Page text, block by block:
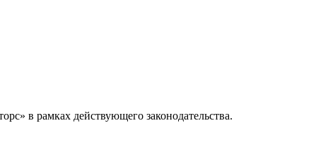
в рамках действующего законодательства.